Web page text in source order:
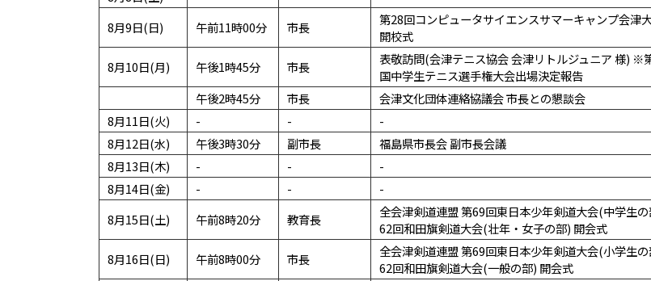
8月9日(日)
午前11時00分 市長
第28回コンピュータサイエンスサマーキャンプ会津
開校式
8月10日(月) 午後1時45分 市長
表敬訪問(会津テニス協会 会津リトルジュニア 様) ※
国中学生テニス選手権大会出場決定報告
午後2時45分
市長 会津文化団体連絡協議会 市長との懇談会
8月11日(火)
- - -
8月12日(水)
午後3時30分 副市長 福島県市長会 副市長会議
8月13日(木)
- - -
8月14日(金)
- - -
8月15日(土)
午前8時20分 教育長
全会津剣道連盟 第69回東日本少年剣道大会(中学生
62回和田旗剣道大会(壮年・女子の部) 開会式
8月16日(日) 午前8時00分 市長
全会津剣道連盟 第69回東日本少年剣道大会(小学生
62回和田旗剣道大会(一般の部) 開会式